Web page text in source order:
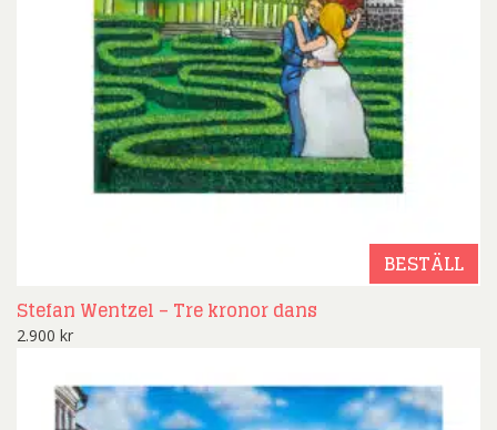
BESTÄLL
Stefan Wentzel – Tre kronor dans
2.900 kr